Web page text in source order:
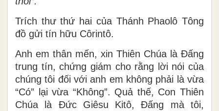
Trích thư thứ hai của Thánh Phaolô Tông
đồ gửi tín hữu Côrintô.
Anh em thân mến, xin Thiên Chúa là Ðấng
trung tín, chứng giám cho rằng lời nói của
chúng tôi đối với anh em không phải là vừa
“Có” lại vừa “Không”. Quả thế, Con Thiên
Chúa là Ðức Giêsu Kitô, Ðấng mà tôi,